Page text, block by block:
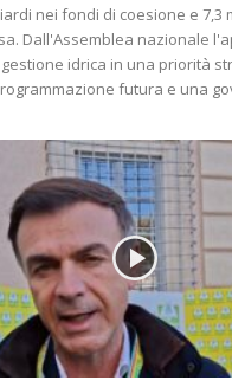
nei fondi di coesione e 7,3
Dall'Assemblea nazionale
idrica in una priorità
futura e una